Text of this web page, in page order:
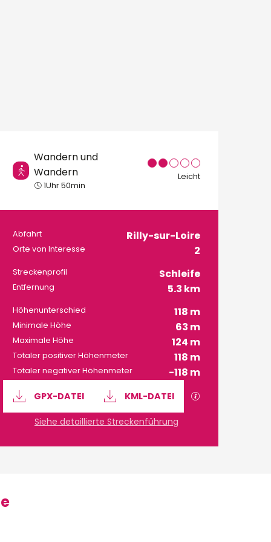
Wandern und
Wandern
1Uhr 50min
Leicht
Praktische
Abfahrt Rilly-sur-Loire
Orte von Interesse 2
Streckenprofil Schleife
Entfernung 5.3 km
Höhenunterschied 118 m
Minimale Höhe 63 m
Maximale Höhe 124 m
Totaler positiver Höhenmeter 118 m
Totaler negativer Höhenmeter -118 m
Dokumentation
GPX-DATEI KML-DATEI Mit GPX /
Siehe detaillierte Streckenführung